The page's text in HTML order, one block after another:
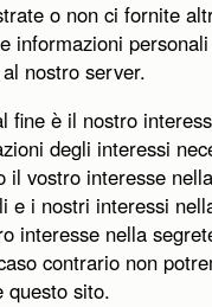
o non ci fornite
informazioni
nostro server.
fine è il nostro
degli interessi
il vostro interesse
e i nostri interessi
interesse nella
contrario non
questo sito.